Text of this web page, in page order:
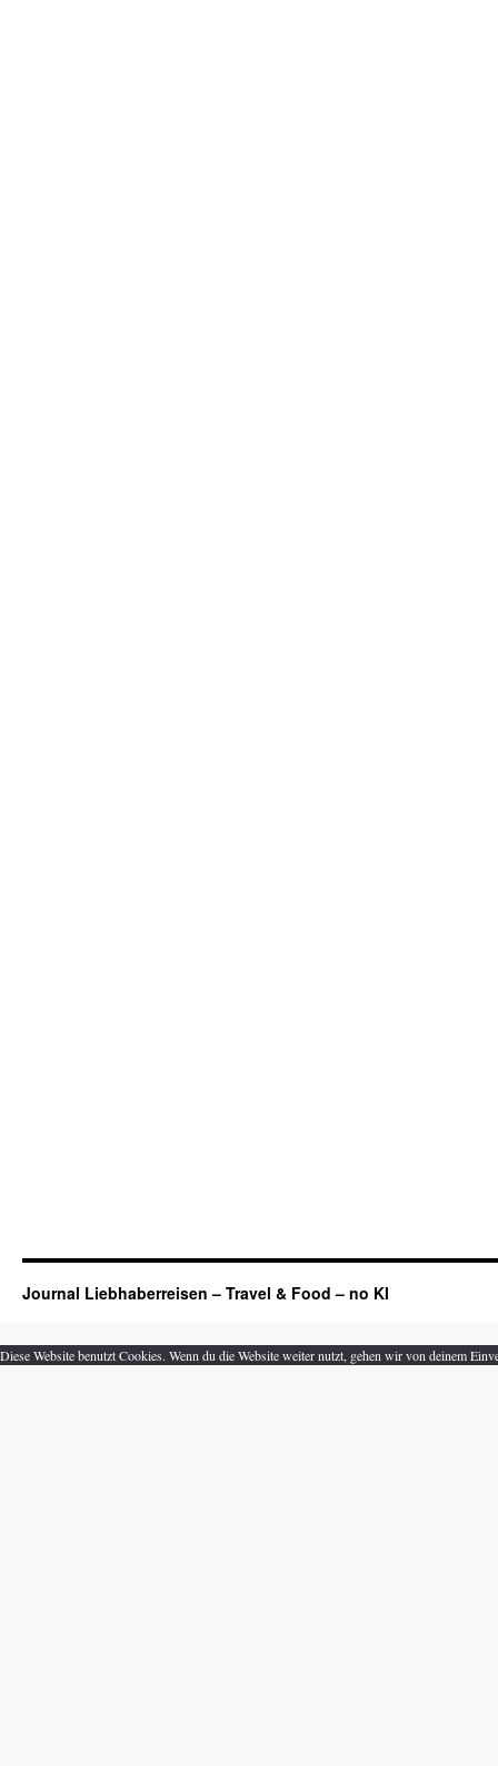
Journal Liebhaberreisen – Travel & Food – no KI
Diese Website benutzt Cookies. Wenn du die Website weiter nutzt, gehen wir von deinem